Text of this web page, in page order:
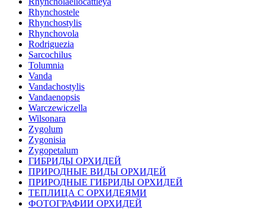
Rhynchostele
Rhynchostylis
Rhynchovola
Rodriguezia
Sarcochilus
Tolumnia
Vanda
Vandachostylis
Vandaenopsis
Warczewiczella
Wilsonara
Zygolum
Zygonisia
Zygopetalum
ГИБРИДЫ ОРХИДЕЙ
ПРИРОДНЫЕ ВИДЫ ОРХИДЕЙ
ПРИРОДНЫЕ ГИБРИДЫ ОРХИДЕЙ
ТЕПЛИЦА С ОРХИДЕЯМИ
ФОТОГРАФИИ ОРХИДЕЙ